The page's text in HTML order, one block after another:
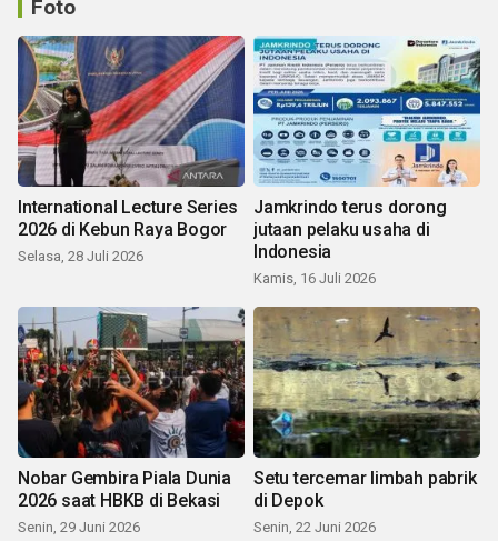
Foto
International Lecture Series
2026 di Kebun Raya Bogor
Selasa, 28 Juli 2026
Jamkrindo terus dorong
jutaan pelaku usaha di
Indonesia
Kamis, 16 Juli 2026
Nobar Gembira Piala Dunia
2026 saat HBKB di Bekasi
Senin, 29 Juni 2026
Setu tercemar limbah pabrik
di Depok
Senin, 22 Juni 2026